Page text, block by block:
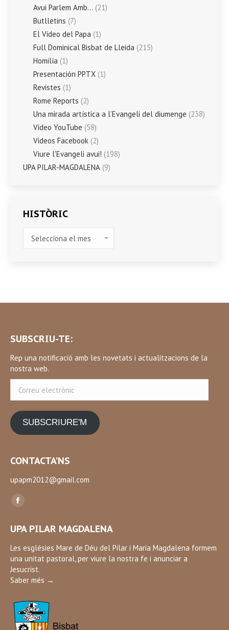
Avui Parlem Amb… (21)
Butlletins (7)
El Vídeo del Papa (1)
Full Dominical Bisbat de Lleida (215)
Homilía (1)
Presentación PPTX (1)
Revistes (1)
Rome Reports (2)
Una mirada artística a l’Evangeli del diumenge (238)
Vídeo YouTube (58)
Vídeos Facebook (2)
Viure l'Evangeli avui! (198)
UPA PILAR-MAGDALENA (9)
HISTÒRIC
SUBSCRIU-TE:
Rep una notificació amb les novetats i actualitzacions de la
nostra web.
electrònic
SUBSCRIURE'M
CONTACTA’NS
upapm2012@gmail.com
Find us on:
Facebook
opens
in
new
window
UPA PILAR MAGDALENA
Les esglésies Mare de Déu del Pilar i Maria Magdalena formem
una unitat pastoral, per viure la nostra fe i anunciar a
Jesucrist.
Saber més →